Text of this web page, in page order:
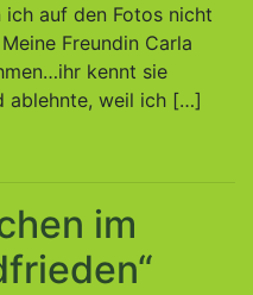
auf den Fotos nicht
Freundin Carla
kennt sie
ablehnte, weil ich […]
im